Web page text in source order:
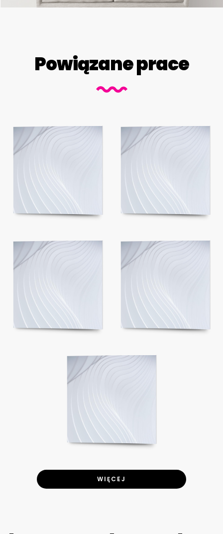
Powiązane prace
WIĘCEJ